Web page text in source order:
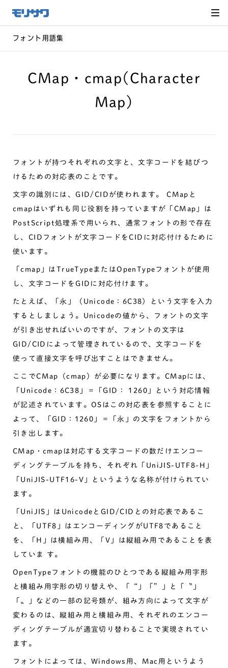
メ
ニュー
飛ばし
へ移動
フォント用語集
CMap・cmap(Character
Map)
フォントが持つそれぞれの文字と、文字コードを結びつ
けるための対応表のことです。
文字の識別には、GID/CIDが使われます。 CMapと
cmapはいずれも同じ役割を持っていますが「CMap」は
PostScript処理系で用いられ、通常フォントの形で存在
し、CIDフォントが文字コードをCIDに対応付けるために
使います。
「cmap」はTrueTypeまたはOpenTypeフォントが使用
し、文字コードをGIDに対応付けます。
たとえば、「永」（Unicode：6C38）という文字を入力
するとしましょう。Unicodeの値から、フォントの文字
が引き出せればいいのですが、フォントの文字は
GID/CIDによって管理されているので、文字コードを
使って直接文字を呼び出すことはできません。
ここでCMap（cmap）が必要になります。CMapには、
「Unicode：6C38」＝「GID： 1260」という対応情報
が記述されています。OSはこの対応表を参照することに
よって、「GID：1260」＝「永」の文字をフォントから
引き出します。
CMap・cmapは対応する文字コードの数だけエンコー
ディングテーブルを持ち、それぞれ「UniJIS-UTF8-H」
「UniJIS-UTF16-V」というような名称が付けられてい
ます。
「UniJIS」はUnicodeとGID/CIDとの対応表であるこ
と、「UTF8」はエンコーディングがUTF8であること
を、「H」は横組み用、「V」は縦組み用であることを表
していま す。
OpenTypeフォントの機能のひとつである縦組み用字形
と横組み用字形の切り替えや、「“」「”」と「〝」
「〟」などの一部の記号類が、組み方向によって文字が
変わるのは、縦組み用と横組み用、それぞれのエンコー
ディングテーブルが適宜切り替わることで実現されてい
ます。
フォントによっては、Windows用、Mac用というよう